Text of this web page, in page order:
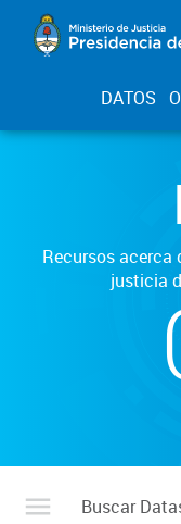
DATOS
Recursos
justicia